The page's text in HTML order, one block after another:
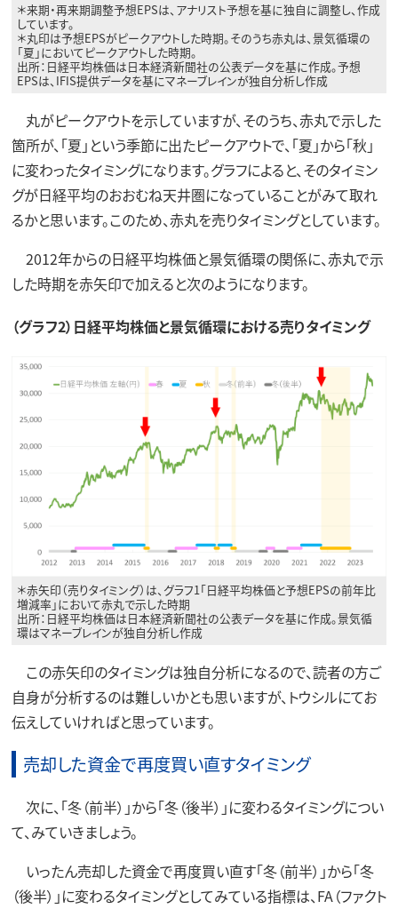
＊来期・再来期調整予想EPSは、アナリスト予想を基に独自に調整し、作成
しています。
＊丸印は予想EPSがピークアウトした時期。そのうち赤丸は、景気循環の
「夏」においてピークアウトした時期。
出所：日経平均株価は日本経済新聞社の公表データを基に作成。予想
EPSは、IFIS提供データを基にマネーブレインが独自分析し作成
丸がピークアウトを示していますが、そのうち、赤丸で示した
箇所が、「夏」という季節に出たピークアウトで、「夏」から「秋」
に変わったタイミングになります。グラフによると、そのタイミン
グが日経平均のおおむね天井圏になっていることがみて取れ
るかと思います。このため、赤丸を売りタイミングとしています。
2012年からの日経平均株価と景気循環の関係に、赤丸で示
した時期を赤矢印で加えると次のようになります。
（グラフ2）日経平均株価と景気循環における売りタイミング
＊赤矢印（売りタイミング）は、グラフ1「日経平均株価と予想EPSの前年比
増減率」において赤丸で示した時期
出所：日経平均株価は日本経済新聞社の公表データを基に作成。景気循
環はマネーブレインが独自分析し作成
この赤矢印のタイミングは独自分析になるので、読者の方ご
自身が分析するのは難しいかとも思いますが、トウシルにてお
伝えしていければと思っています。
売却した資金で再度買い直すタイミング
次に、「冬（前半）」から「冬（後半）」に変わるタイミングについ
て、みていきましょう。
いったん売却した資金で再度買い直す「冬（前半）」から「冬
（後半）」に変わるタイミングとしてみている指標は、FA（ファクト